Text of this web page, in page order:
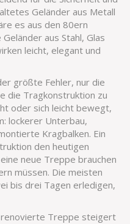
Geländer aus Metall
es aus den 80ern
aus Stahl, Glas
leicht, elegant und
größte Fehler, nur die
die Tragkonstruktion zu
oder sich leicht bewegt,
lockerer Unterbau,
Kragbalken. Ein
den heutigen
neue Treppe brauchen
müssen. Die meisten
bis drei Tagen erledigen,
renovierte Treppe steigert